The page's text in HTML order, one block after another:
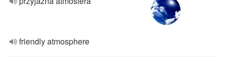
friendly atmosphere